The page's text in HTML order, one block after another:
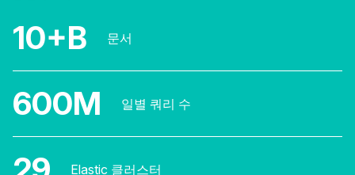
10+B 문서
600M 일별 쿼리 수
Elastic 클러스터